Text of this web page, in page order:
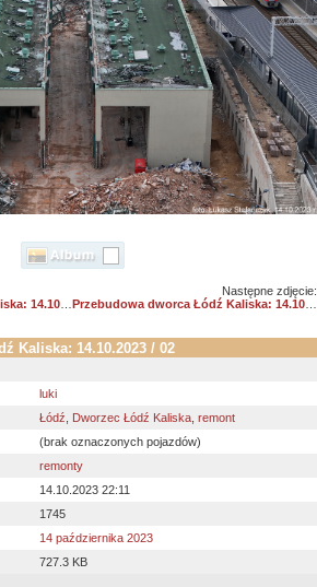
/ 03
Następne zdjęcie:
Przebudowa dworca Łódź Kaliska: 14.10.2023 / 01
Kaliska: 14.10.2023 / 02
luki
Łódź Dworzec Łódź Kaliska remont
(brak oznaczonych pojazdów)
remonty
14.10.2023 22:11
1745
14 października 2023
727.3 KB